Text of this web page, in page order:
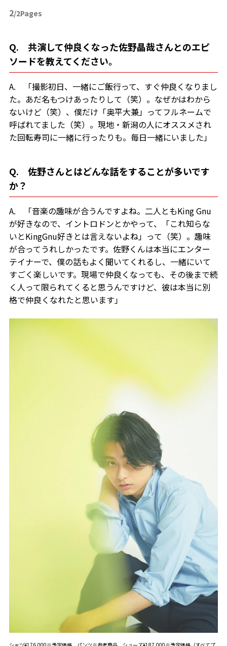
2/2Pages
Q. 共演して仲良くなった佐野晶哉さんとのエピ
ソードを教えてください。
A. 「撮影初日、一緒にご飯行って、すぐ仲良くなりまし
た。あだ名もつけあったりして（笑）。なぜかはわから
ないけど（笑）、僕だけ「奥平大兼」ってフルネームで
呼ばれてました（笑）。現地・新潟の人にオススメされ
た回転寿司に一緒に行ったりも。毎日一緒にいました」
Q. 佐野さんとはどんな話をすることが多いです
か？
A. 「音楽の趣味が合うんですよね。二人ともKing Gnu
が好きなので、イントロドンとかやって、「これ知らな
いとKingGnu好きとは言えないよね」って（笑）。趣味
が合ってうれしかったです。佐野くんは本当にエンター
テイナーで、僕の話もよく聞いてくれるし、一緒にいて
すごく楽しいです。現場で仲良くなっても、その後まで続
く人って限られてくると思うんですけど、彼は本当に別
格で仲良くなれたと思います」